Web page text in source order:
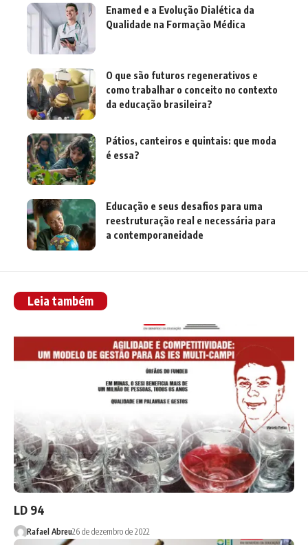
Enamed e a Evolução Dialética da
Qualidade na Formação Médica
O que são futuros regenerativos e
como trabalhar o conceito no contexto
da educação brasileira?
Pátios, canteiros e quintais: que moda
é essa?
Educação e seus desafios para uma
reestruturação real e necessária para
a contemporaneidade
Leia também
LD 94
Rafael Abreu26 de dezembro de 2022